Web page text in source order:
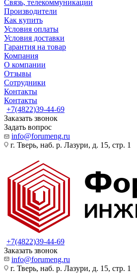
Связь, телекоммуникации
Производители
Как купить
Условия оплаты
Условия доставки
Гарантия на товар
Компания
О компании
Отзывы
Сотрудники
Контакты
Контакты
+7(4822)39-44-69
Заказать звонок
Задать вопрос
info@forumeng.ru
г. Тверь, наб. р. Лазури, д. 15, стр. 1
+7(4822)39-44-69
Заказать звонок
info@forumeng.ru
г. Тверь, наб. р. Лазури, д. 15, стр. 1